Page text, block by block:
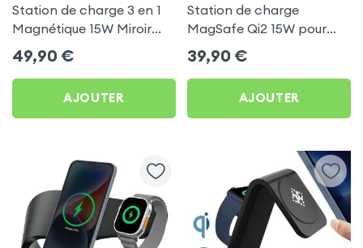
Station de charge 3 en 1
Magnétique 15W Miroir
LED - Forcell Mag Mirror
Rose
49,90 €
AJOUTER
Station de charge
MagSafe Qi2 15W pour
Smartphone, Apple
Watch et AirPods -
Swissten MagBase Noir
39,90 €
AJOUTER